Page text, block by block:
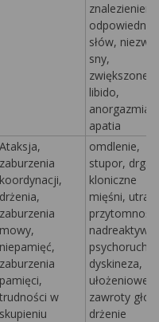
znalezieniem
słów,
sny,
zwiększone
libido,
anorgazmia,
apatia
Ataksja,
zaburzenia
koordynacji,
drżenia,
zaburzenia
mowy,
niepamięć,
zaburzenia
pamięci,
trudności w
skupieniu
omdlenie,
stupor,
kloniczne
mięśni, utrata
dyskineza,
ułożeniowe
zawroty
drżenie